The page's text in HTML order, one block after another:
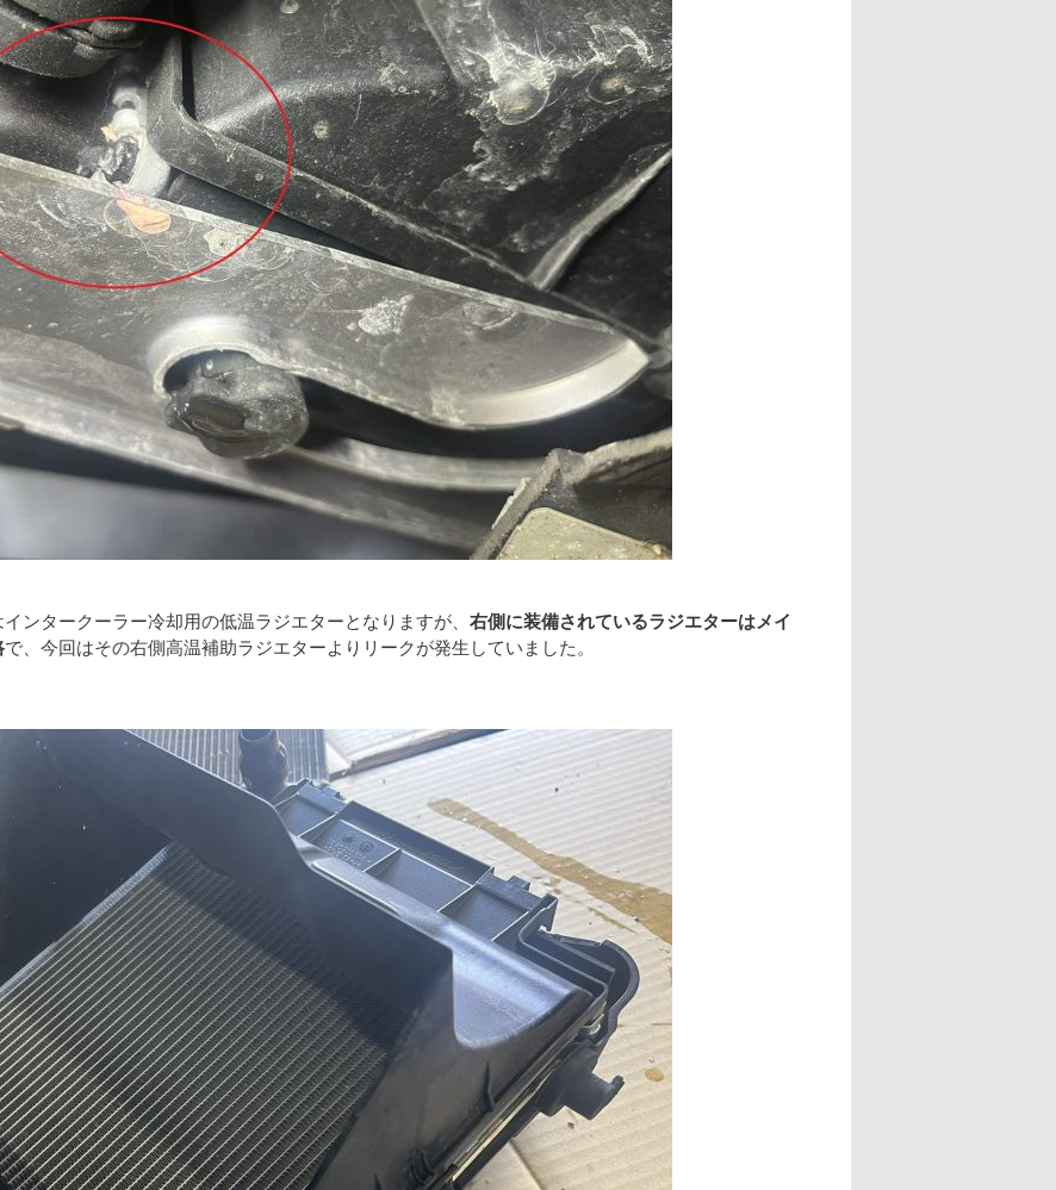
ンタークーラー冷却用の低温ラジエターとなりますが、 右側に装備されているラジエターはメイ
で、今回はその右側高温補助ラジエターよりリークが発生していました。